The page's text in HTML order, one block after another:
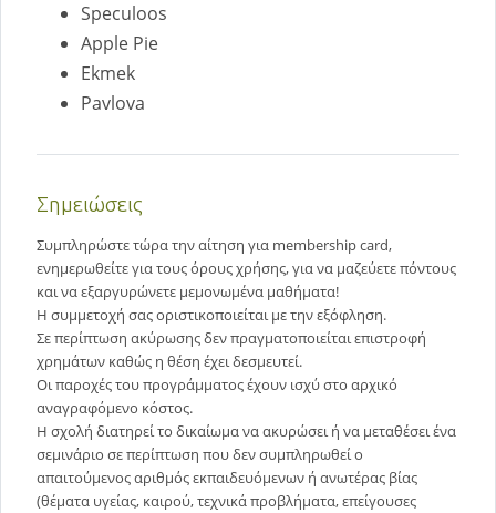
Speculoos
Apple Pie
Ekmek
Pavlova
Σημειώσεις
Συμπληρώστε τώρα την αίτηση για membership card,
ενημερωθείτε για τους όρους χρήσης, για να μαζεύετε πόντους
και να εξαργυρώνετε μεμονωμένα μαθήματα!
Η συμμετοχή σας οριστικοποιείται με την εξόφληση.
Σε περίπτωση ακύρωσης δεν πραγματοποιείται επιστροφή
χρημάτων καθώς η θέση έχει δεσμευτεί.
Οι παροχές του προγράμματος έχουν ισχύ στο αρχικό
αναγραφόμενο κόστος.
Η σχολή διατηρεί το δικαίωμα να ακυρώσει ή να μεταθέσει ένα
σεμινάριο σε περίπτωση που δεν συμπληρωθεί ο
απαιτούμενος αριθμός εκπαιδευόμενων ή ανωτέρας βίας
(θέματα υγείας, καιρού, τεχνικά προβλήματα, επείγουσες